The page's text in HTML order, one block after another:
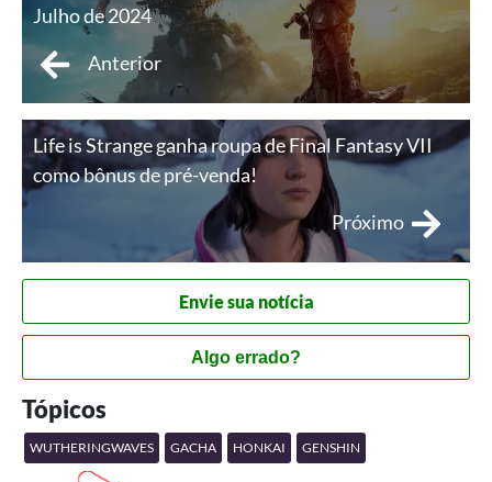
Julho de 2024
Anterior
Life is Strange ganha roupa de Final Fantasy VII
como bônus de pré-venda!
Próximo
Envie sua notícia
Algo errado?
Tópicos
WUTHERINGWAVES GACHA HONKAI GENSHIN